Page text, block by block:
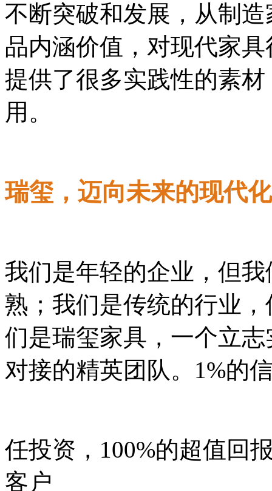
不断突破和发展，从制
品内涵价值，对现代家
提供了很多实践性的素
用。
瑞玺，迈向未来的现代
我们是年轻的企业，但
熟；我们是传统的行业
们是瑞玺家具，一个立
对接的精英团队。1%的
任投资，100%的超值回
客户